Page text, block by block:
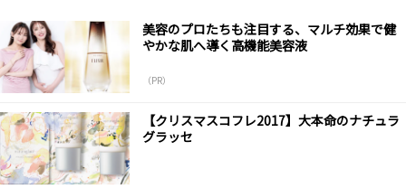
美容のプロたちも注目する、マルチ効果で健
やかな肌へ導く高機能美容液
（PR）
【クリスマスコフレ2017】大本命のナチュラ
グラッセ